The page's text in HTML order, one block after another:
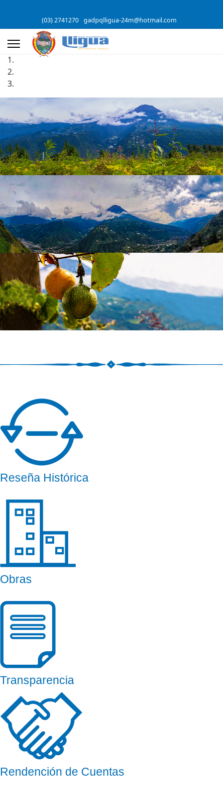
(03) 2741270 gadpqlligua-24m@hotmail.com
Reseña Histórica
Obras
Transparencia
Rendención de Cuentas